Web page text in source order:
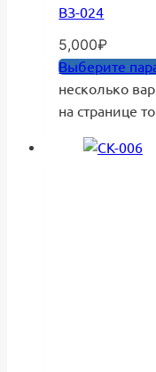
ВЗ-024
5,000₽
Выберите
несколько
на странице